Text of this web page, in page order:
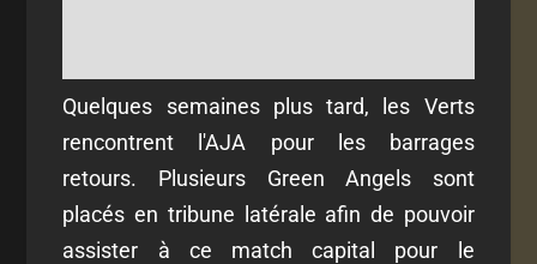
Quelques semaines plus tard, les Verts
rencontrent l'AJA pour les barrages
retours. Plusieurs Green Angels sont
placés en tribune latérale afin de pouvoir
assister à ce match capital pour le